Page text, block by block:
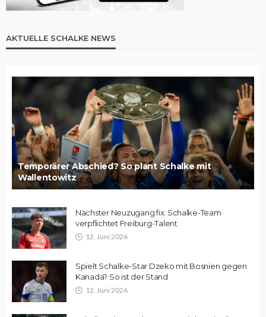
AKTUELLE SCHALKE NEWS
Temporärer Abschied? So plant Schalke mit
Wallentowitz
Nächster Neuzugang fix: Schalke-Team
verpflichtet Freiburg-Talent
12. Juni 2026
Spielt Schalke-Star Dzeko mit Bosnien gegen
Kanada? So ist der Stand
12. Juni 2026